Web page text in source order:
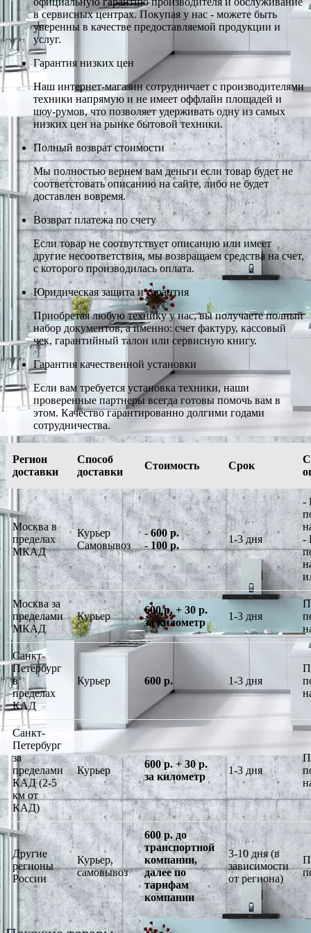
в сервисных центрах. Покупая у нас - можете быть
уверенны в качестве предоставляемой продукции и
услуг.
Гарантия низких цен
Наш интернет-магазин сотрудничает с производителями
техники напрямую и не имеет оффлайн площадей и
шоу-румов, что позволяет удерживать одну из самых
низких цен на рынке бытовой техники.
Полный возврат стоимости
Мы полностью вернем вам деньги если товар будет не
соответстовать описанию на сайте, либо не будет
доставлен вовремя.
Возврат платежа по счету
Если товар не соотвутствует описанию или имеет
другие несоответствия, мы возвращаем средства на счет,
с которого производилась оплата.
Юридическая защита и гарантия
Приобретая любую технику у нас, вы получаете полный
набор документов, а именно: счет фактуру, кассовый
чек, гарантийный талон или сервисную книгу.
Гарантия качественной установки
Если вам требуется установка техники, наши
проверенные партнеры всегда готовы помочь вам в
этом. Качество гарантированно долгими годами
сотрудничества.
Регион
доставки
Способ
доставки
Стоимость Срок
Москва в
пределах
МКАД
Курьер
Самовывоз
- 600 р.
-100 р.
1-3 дня
-
-
Москва за
пределами
МКАД
Курьер
600 р. + 30 р.
за километр
1-3 дня
Санкт-
Петербург
в
пределах
КАД
Курьер 600 р. 1-3 дня
Санкт-
Петербург
за
пределами
КАД (2-5
км от
КАД)
Курьер
600 р. + 30 р.
за километр
1-3 дня
Другие
регионы
России
Курьер,
самовывоз
600 р. до
транспортной
компании,
далее по
тарифам
компании
3-10 дня (в
зависимости
от региона)